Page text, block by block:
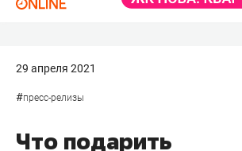
29 апреля 2021
#пресс-релизы
Что подарить